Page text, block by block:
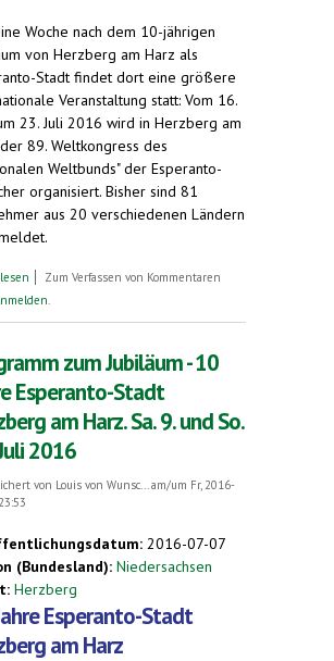
Woche nach dem 10-jährigen
von Herzberg am Harz als
Stadt findet dort eine größere
Veranstaltung statt: Vom 16.
23. Juli 2016 wird in Herzberg am
89. Weltkongress des
Weltbunds" der Esperanto-
organisiert. Bisher sind 81
aus 20 verschiedenen Ländern
über Esperanto-Sprecher aus 20 Ländern
Zum Verfassen von Kommentaren
.
zum Jubiläum - 10
Esperanto-Stadt
am Harz. Sa. 9. und So.
2016
von Louis von Wunsc...
am/um Fr, 2016-
2016-07-07
(Bundesland): Niedersachsen
Herzberg
Esperanto-Stadt
am Harz